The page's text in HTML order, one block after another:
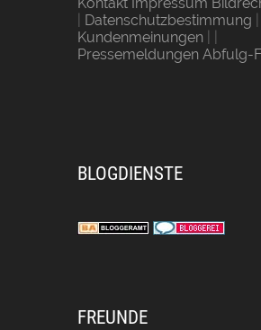
Datenschutzbestimmung
Kundenmeinungen
Pressemeldungen Abfulg-
BLOGDIENSTE
FREUNDE